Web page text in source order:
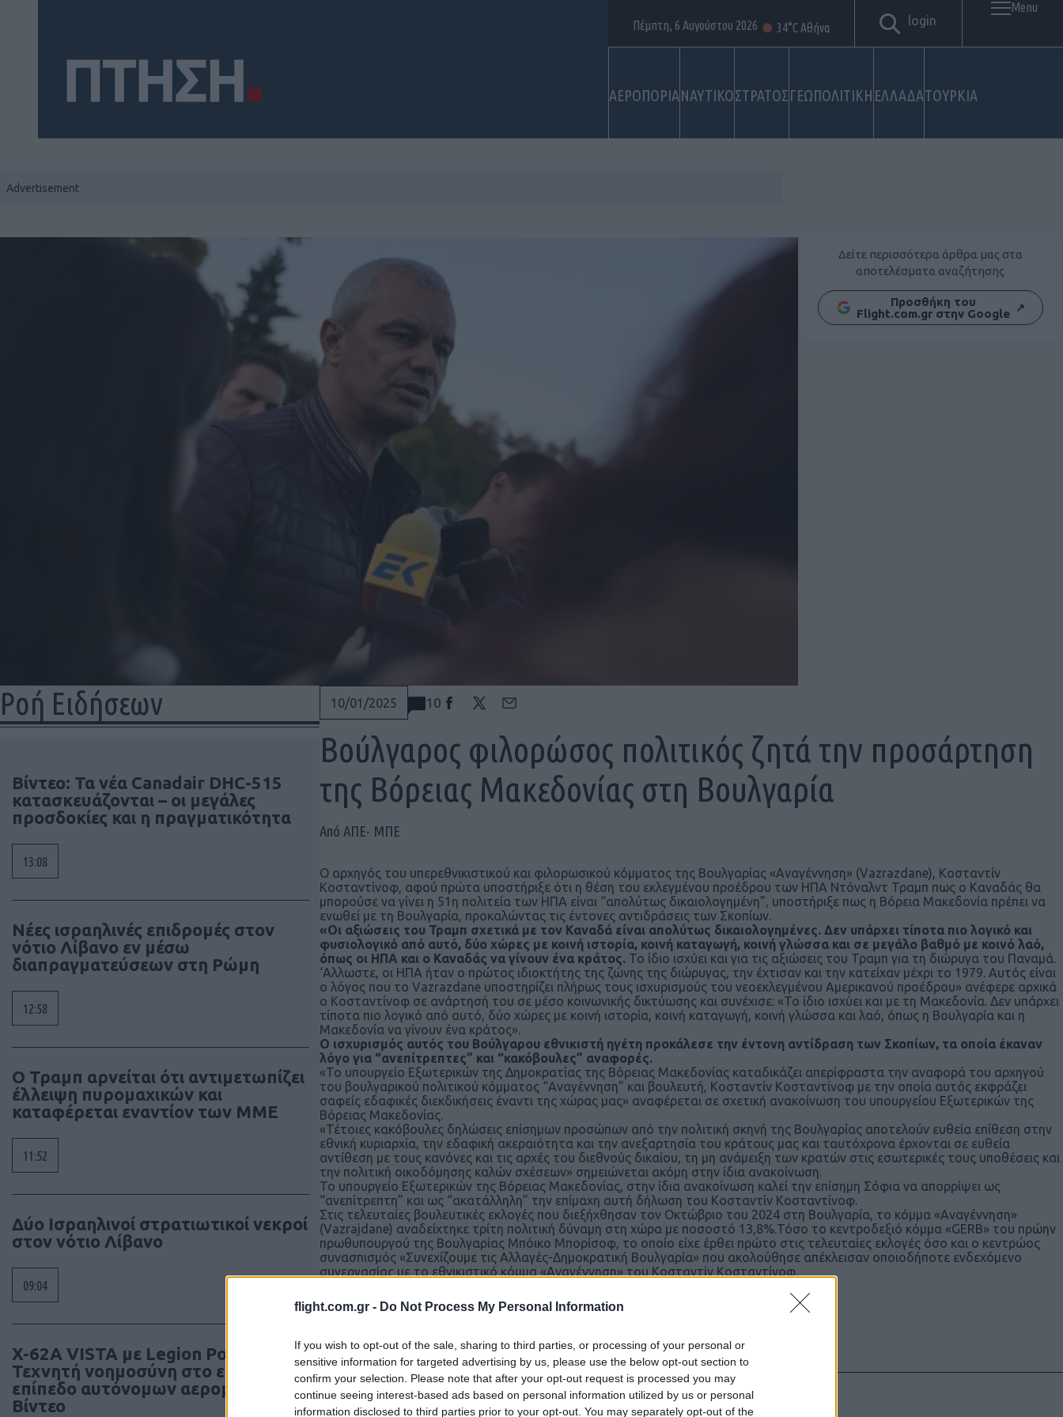
flight.com.gr - Do Not Process My Personal Information
If you wish to opt-out of the sale, sharing to third parties, or processing of your personal or
sensitive information for targeted advertising by us, please use the below opt-out section to
confirm your selection. Please note that after your opt-out request is processed you may
continue seeing interest-based ads based on personal information utilized by us or personal
information disclosed to third parties prior to your opt-out. You may separately opt-out of the
ΑΕΡΟΠΟΡΙΑΝΑΥΤΙΚΟΣΤΡΑΤΟΣΓΕΩΠΟΛΙΤΙΚΗ ΕΛΛΑΔΑΤΟΥΡΚΙΑ
Πέμπτη, 6 Αυγούστου 2026 34°C Αθήνα login
Menu
Ροή Ειδήσεων
Βίντεο: Τα νέα Canadair DHC-515
κατασκευάζονται – οι μεγάλες
προσδοκίες και η πραγματικότητα
13:08
Νέες ισραηλινές επιδρομές στον
νότιο Λίβανο εν μέσω
διαπραγματεύσεων στη Ρώμη
12:58
Ο Τραμπ αρνείται ότι αντιμετωπίζει
έλλειψη πυρομαχικών και
καταφέρεται εναντίον των ΜΜΕ
11:52
Δύο Ισραηλινοί στρατιωτικοί νεκροί
στον νότιο Λίβανο
09:04
X-62A VISTA με Legion Pod:
Τεχνητή νοημοσύνη στο επόμενο
επίπεδο αυτόνομων αερομαχιών –
Βίντεο
Δείτε περισσότερα άρθρα μας στα
αποτελέσματα αναζήτησης
Προσθήκη του
Flight.com.gr στην Google ↗
10/01/2025 10
Βούλγαρος φιλορώσος πολιτικός ζητά την προσάρτηση
της Βόρειας Μακεδονίας στη Βουλγαρία
Από ΑΠΕ- ΜΠΕ
Ο αρχηγός του υπερεθνικιστικού και φιλορωσικού κόμματος της Βουλγαρίας «Αναγέννηση» (Vazrazdane), Κοσταντίν
Κοσταντίνοφ, αφού πρώτα υποστήριξε ότι η θέση του εκλεγμένου προέδρου των ΗΠΑ Ντόναλντ Τραμπ πως ο Καναδάς θα
μπορούσε να γίνει η 51η πολιτεία των ΗΠΑ είναι “απολύτως δικαιολογημένη”, υποστήριξε πως η Βόρεια Μακεδονία πρέπει να
ενωθεί με τη Βουλγαρία, προκαλώντας τις έντονες αντιδράσεις των Σκοπίων.
«Οι αξιώσεις του Τραμπ σχετικά με τον Καναδά είναι απολύτως δικαιολογημένες. Δεν υπάρχει τίποτα πιο λογικό και
φυσιολογικό από αυτό, δύο χώρες με κοινή ιστορία, κοινή καταγωγή, κοινή γλώσσα και σε μεγάλο βαθμό με κοινό λαό,
όπως οι ΗΠΑ και ο Καναδάς να γίνουν ένα κράτος. Το ίδιο ισχύει και για τις αξιώσεις του Τραμπ για τη διώρυγα του Παναμά.
‘Αλλωστε, οι ΗΠΑ ήταν ο πρώτος ιδιοκτήτης της ζώνης της διώρυγας, την έχτισαν και την κατείχαν μέχρι το 1979. Αυτός είναι
ο λόγος που το Vazrazdane υποστηρίζει πλήρως τους ισχυρισμούς του νεοεκλεγμένου Αμερικανού προέδρου» ανέφερε αρχικά
ο Κοσταντίνοφ σε ανάρτησή του σε μέσο κοινωνικής δικτύωσης και συνέχισε: «Το ίδιο ισχύει και με τη Μακεδονία. Δεν υπάρχει
τίποτα πιο λογικό από αυτό, δύο χώρες με κοινή ιστορία, κοινή καταγωγή, κοινή γλώσσα και λαό, όπως η Βουλγαρία και η
Μακεδονία να γίνουν ένα κράτος».
Ο ισχυρισμός αυτός του Βούλγαρου εθνικιστή ηγέτη προκάλεσε την έντονη αντίδραση των Σκοπίων, τα οποία έκαναν
λόγο για “ανεπίτρεπτες” και “κακόβουλες” αναφορές.
«Το υπουργείο Εξωτερικών της Δημοκρατίας της Βόρειας Μακεδονίας καταδικάζει απερίφραστα την αναφορά του αρχηγού
του βουλγαρικού πολιτικού κόμματος “Αναγέννηση” και βουλευτή, Κοσταντίν Κοσταντίνοφ με την οποία αυτός εκφράζει
σαφείς εδαφικές διεκδικήσεις έναντι της χώρας μας» αναφέρεται σε σχετική ανακοίνωση του υπουργείου Εξωτερικών της
Βόρειας Μακεδονίας.
«Τέτοιες κακόβουλες δηλώσεις επίσημων προσώπων από την πολιτική σκηνή της Βουλγαρίας αποτελούν ευθεία επίθεση στην
εθνική κυριαρχία, την εδαφική ακεραιότητα και την ανεξαρτησία του κράτους μας και ταυτόχρονα έρχονται σε ευθεία
αντίθεση με τους κανόνες και τις αρχές του διεθνούς δικαίου, τη μη ανάμειξη των κρατών στις εσωτερικές τους υποθέσεις και
την πολιτική οικοδόμησης καλών σχέσεων» σημειώνεται ακόμη στην ίδια ανακοίνωση.
Το υπουργείο Εξωτερικών της Βόρειας Μακεδονίας, στην ίδια ανακοίνωση καλεί την επίσημη Σόφια να απορρίψει ως
“ανεπίτρεπτη” και ως “ακατάλληλη” την επίμαχη αυτή δήλωση του Κοσταντίν Κοσταντίνοφ.
Στις τελευταίες βουλευτικές εκλογές που διεξήχθησαν τον Οκτώβριο του 2024 στη Βουλγαρία, το κόμμα «Αναγέννηση»
(Vazrajdane) αναδείχτηκε τρίτη πολιτική δύναμη στη χώρα με ποσοστό 13,8%.Τόσο το κεντροδεξιό κόμμα «GERB» του πρώην
πρωθυπουργού της Βουλγαρίας Μπόικο Μπορίσοφ, το οποίο είχε έρθει πρώτο στις τελευταίες εκλογές όσο και ο κεντρώος
συνασπισμός «Συνεχίζουμε τις Αλλαγές-Δημοκρατική Βουλγαρία» που ακολούθησε απέκλεισαν οποιοδήποτε ενδεχόμενο
συνεργασίας με το εθνικιστικό κόμμα «Αναγέννηση» του Κοσταντίν Κοσταντίνοφ.
Ακολουθήστε τοΠΤΗΣΗστοGoogle News
και μάθετε πρώτοι όλες τις ειδήσεις.